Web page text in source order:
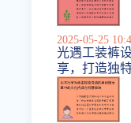
2025-05-25
光遇工装裤
享，打造独